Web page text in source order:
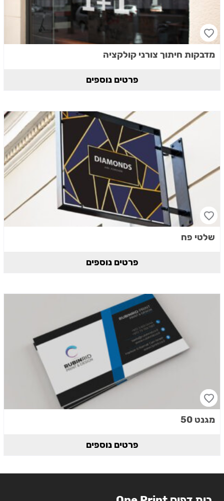
מדבקות חיתוך צורני קולקציה
פרטים נוספים
שלטי פח
פרטים נוספים
מגנט 50
פרטים נוספים